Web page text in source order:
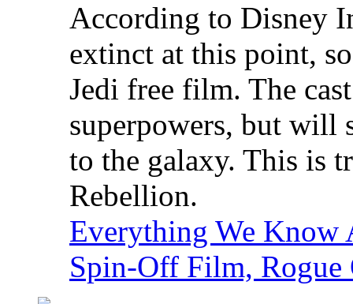
According to Disney
extinct at this point,
Jedi free film. The
superpowers, but will
to the galaxy. This is
Rebellion.
Everything We Know
Spin-Off Film, Rogue